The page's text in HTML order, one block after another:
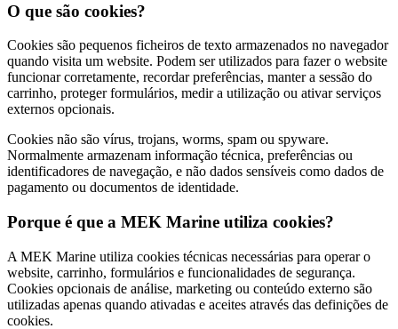
O que são cookies?
Cookies são pequenos ficheiros de texto armazenados no navegador
quando visita um website. Podem ser utilizados para fazer o website
funcionar corretamente, recordar preferências, manter a sessão do
carrinho, proteger formulários, medir a utilização ou ativar serviços
externos opcionais.
Cookies não são vírus, trojans, worms, spam ou spyware.
Normalmente armazenam informação técnica, preferências ou
identificadores de navegação, e não dados sensíveis como dados de
pagamento ou documentos de identidade.
Porque é que a MEK Marine utiliza cookies?
A MEK Marine utiliza cookies técnicas necessárias para operar o
website, carrinho, formulários e funcionalidades de segurança.
Cookies opcionais de análise, marketing ou conteúdo externo são
utilizadas apenas quando ativadas e aceites através das definições de
cookies.